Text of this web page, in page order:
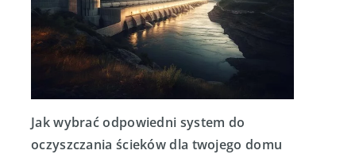
Jak wybrać odpowiedni system do
oczyszczania ścieków dla twojego domu